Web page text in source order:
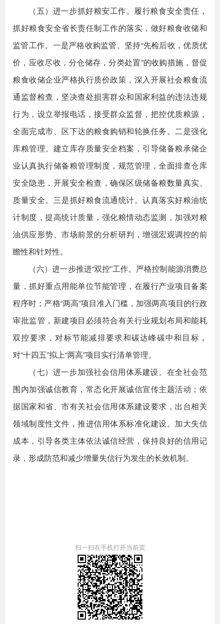
（五）进一步抓好粮安工作。履行粮食安全责任，
抓好粮食安全省长责任制工作的落实，做好粮食收储和
监管工作。一是严格收购监管。坚持“先检后收，优质优
价，应收尽收，分仓储存，分类处置”的收购措施，督促
粮食收储企业严格执行质价政策，深入开展社会粮食流
通监督检查，坚决查处损害群众和国家利益的违法违规
行为，设立举报电话，接受群众监督，把控优质粮源，
全面完成市、区下达的粮食购销和轮换任务。二是强化
库粮管理。建立库存质量安全档案，引导储备粮承储企
业认真执行储备粮管理制度，规范管理，全面排查仓库
安全隐患，开展安全检查，确保区级储备粮数量真实、
质量安全。三是抓好粮食流通统计。认真落实好粮油统
计制度，提高统计质量，强化粮情动态监测，加强对粮
油供应形势、市场前景的分析研判，增强宏观调控的前
瞻性和针对性。
（六）进一步推进“双控”工作。严格控制能源消费总
量，抓好重点用能单位节能管理，在履行产业项目备案
程序时；严格“两高”项目准入门槛，加强两高项目的行政
审批监管，新建项目必须符合有关行业规划布局和能耗
双控要求，对标节能减排要求和碳达峰碳中和目标，
对“十四五”拟上“两高”项目实行清单管理。
（七）进一步加强社会信用体系建设。在全社会范
围内加强诚信教育，常态化开展诚信宣传主题活动；依
据国家和省、市有关社会信用体系建设要求，出台相关
领域制度性文件，推进信用体系标准化建设。加大失信
成本，引导各类主体依法诚信经营，保持良好的信用记
录，形成防范和减少增量失信行为发生的长效机制。
扫一扫在手机打开当前页